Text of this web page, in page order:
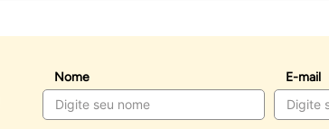
Nome E-mail